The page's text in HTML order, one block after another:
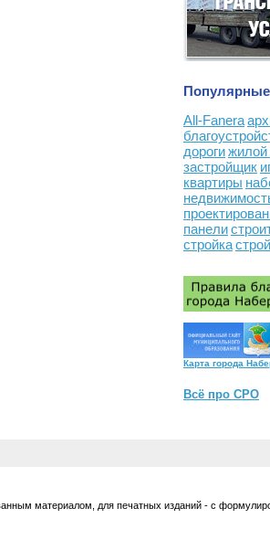
All-Fanera
дороги
застройщик
квартиры
панели
стройка
Карта города
Всё про СРО
материалом, для печатных изданий - с